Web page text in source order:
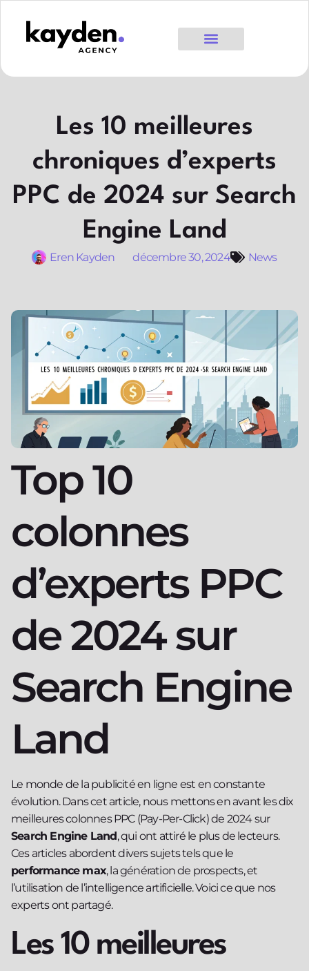
Les 10 meilleures
chroniques d’experts
PPC de 2024 sur Search
Engine Land
Eren Kayden décembre 30, 2024 News
Top 10
colonnes
d’experts PPC
de 2024 sur
Search Engine
Land
Le monde de la publicité en ligne est en constante
évolution. Dans cet article, nous mettons en avant les dix
meilleures colonnes PPC (Pay-Per-Click) de 2024 sur
Search Engine Land, qui ont attiré le plus de lecteurs.
Ces articles abordent divers sujets tels que le
performance max, la génération de prospects, et
l’utilisation de l’intelligence artificielle. Voici ce que nos
experts ont partagé.
Les 10 meilleures